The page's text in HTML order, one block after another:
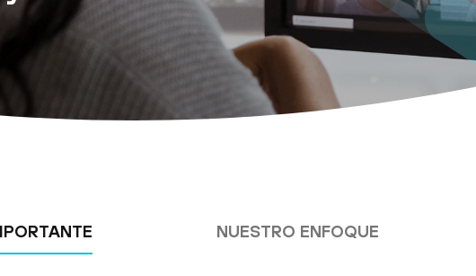
NUESTRO ENFOQUE